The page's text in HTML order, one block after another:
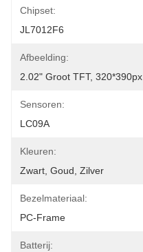
Chipset:
JL7012F6
Afbeelding:
2.02" Groot TFT, 320*390px
Sensoren:
LC09A
Kleuren:
Zwart, Goud, Zilver
Bezelmateriaal:
PC-Frame
Batterij: